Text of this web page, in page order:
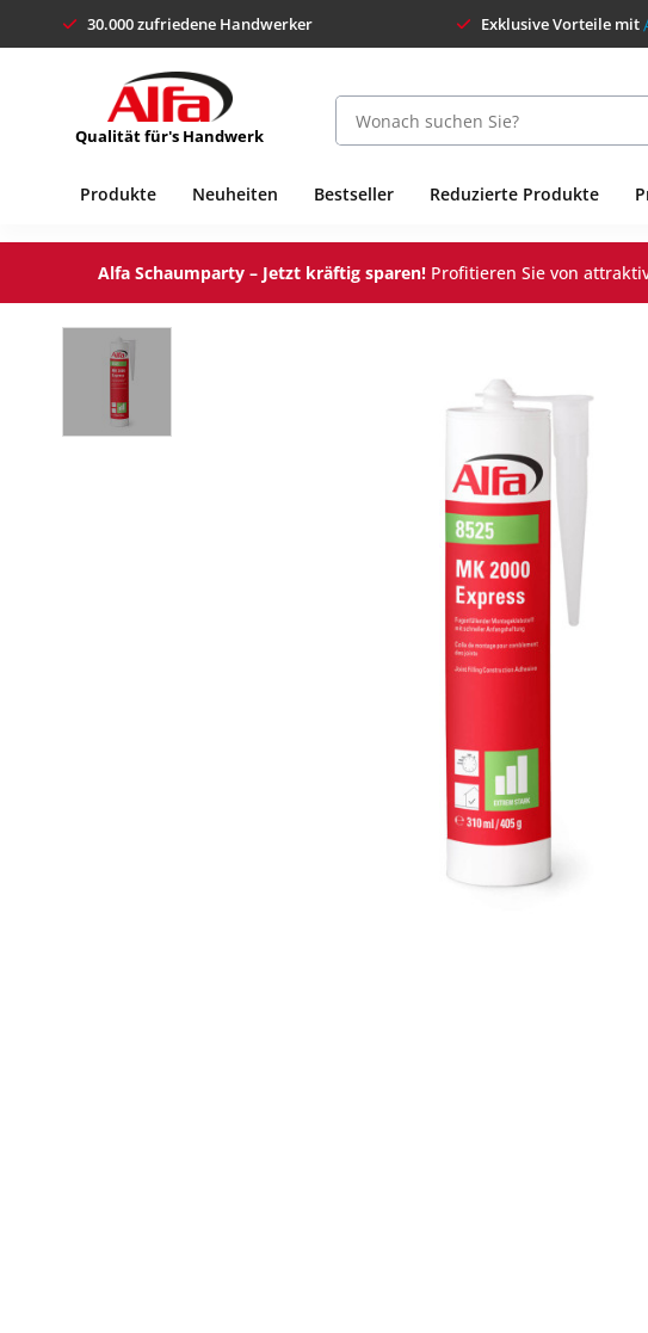
30.000 zufriedene Handwerker Exklusive Vorteile mit
Qualität für's Handwerk
Produkte Neuheiten Bestseller Reduzierte Produkte
Alfa Schaumparty – Jetzt kräftig sparen!Profitieren Sie von